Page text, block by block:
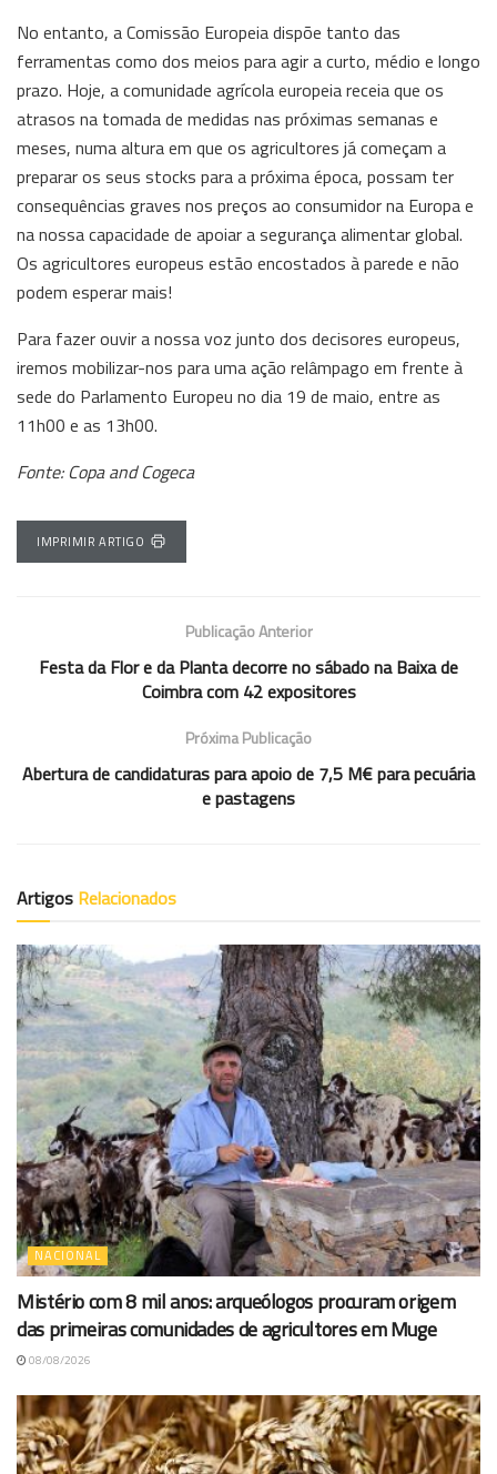
No entanto, a Comissão Europeia dispõe tanto das
ferramentas como dos meios para agir a curto, médio e longo
prazo. Hoje, a comunidade agrícola europeia receia que os
atrasos na tomada de medidas nas próximas semanas e
meses, numa altura em que os agricultores já começam a
preparar os seus stocks para a próxima época, possam ter
consequências graves nos preços ao consumidor na Europa e
na nossa capacidade de apoiar a segurança alimentar global.
Os agricultores europeus estão encostados à parede e não
podem esperar mais!
Para fazer ouvir a nossa voz junto dos decisores europeus,
iremos mobilizar-nos para uma ação relâmpago em frente à
sede do Parlamento Europeu no dia 19 de maio, entre as
11h00 e as 13h00.
Fonte: Copa and Cogeca
IMPRIMIR ARTIGO
Publicação Anterior
Festa da Flor e da Planta decorre no sábado na Baixa de
Coimbra com 42 expositores
Próxima Publicação
Abertura de candidaturas para apoio de 7,5 M€ para pecuária
e pastagens
Artigos Relacionados
NACIONAL
Mistério com 8 mil anos: arqueólogos procuram origem
das primeiras comunidades de agricultores em Muge
08/08/2026